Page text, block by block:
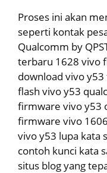
Proses ini akan
seperti kontak
Qualcomm by
terbaru 1628 vivo
download vivo
flash vivo y53
firmware vivo y53
firmware vivo
vivo y53 lupa kata
contoh kunci kata
situs blog yang